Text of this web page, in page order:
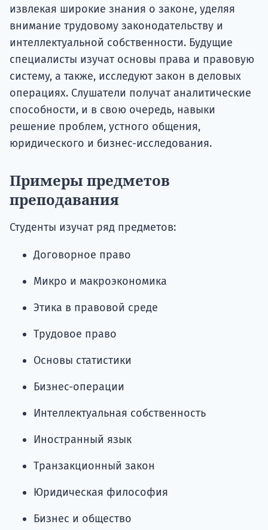
извлекая широкие знания о законе, уделяя
внимание трудовому законодательству и
интеллектуальной собственности. Будущие
специалисты изучат основы права и правовую
систему, а также, исследуют закон в деловых
операциях. Слушатели получат аналитические
способности, и в свою очередь, навыки
решение проблем, устного общения,
юридического и бизнес-исследования.
Примеры предметов
преподавания
Студенты изучат ряд предметов:
Договорное право
Микро и макроэкономика
Этика в правовой среде
Трудовое право
Основы статистики
Бизнес-операции
Интеллектуальная собственность
Иностранный язык
Транзакционный закон
Юридическая философия
Бизнес и общество